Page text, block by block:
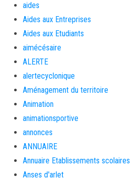
aides
Aides aux Entreprises
Aides aux Etudiants
aimécésaire
ALERTE
alertecyclonique
Aménagement du territoire
Animation
animationsportive
annonces
ANNUAIRE
Annuaire Etablissements scolaires
Anses d'arlet